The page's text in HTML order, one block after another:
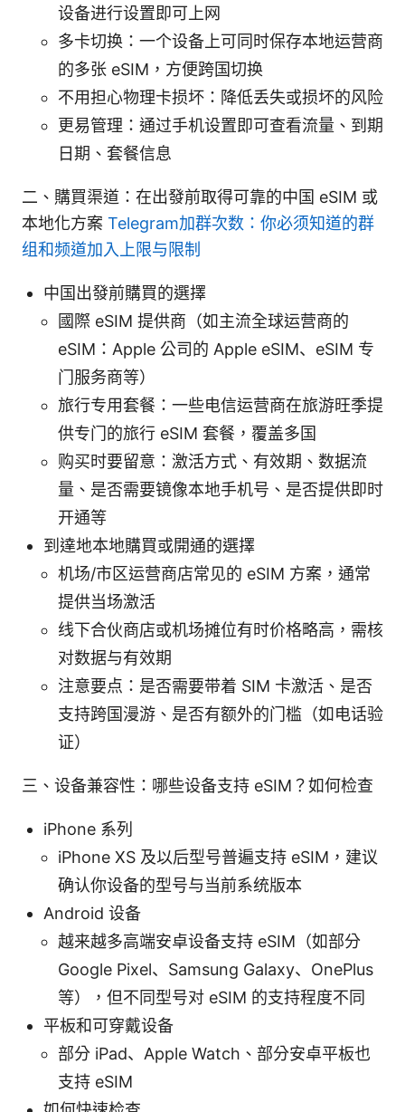
设备进行设置即可上网
多卡切换：一个设备上可同时保存本地运营商
的多张 eSIM，方便跨国切换
不用担心物理卡损坏：降低丢失或损坏的风险
更易管理：通过手机设置即可查看流量、到期
日期、套餐信息
二、購買渠道：在出發前取得可靠的中国 eSIM 或
本地化方案 Telegram加群次数：你必须知道的群
组和频道加入上限与限制
中国出發前購買的選擇
國際 eSIM 提供商（如主流全球运营商的
eSIM：Apple 公司的 Apple eSIM、eSIM 专
门服务商等）
旅行专用套餐：一些电信运营商在旅游旺季提
供专门的旅行 eSIM 套餐，覆盖多国
购买时要留意：激活方式、有效期、数据流
量、是否需要镜像本地手机号、是否提供即时
开通等
到達地本地購買或開通的選擇
机场/市区运营商店常见的 eSIM 方案，通常
提供当场激活
线下合伙商店或机场摊位有时价格略高，需核
对数据与有效期
注意要点：是否需要带着 SIM 卡激活、是否
支持跨国漫游、是否有额外的门槛（如电话验
证）
三、设备兼容性：哪些设备支持 eSIM？如何检查
iPhone 系列
iPhone XS 及以后型号普遍支持 eSIM，建议
确认你设备的型号与当前系统版本
Android 设备
越来越多高端安卓设备支持 eSIM（如部分
Google Pixel、Samsung Galaxy、OnePlus
等），但不同型号对 eSIM 的支持程度不同
平板和可穿戴设备
部分 iPad、Apple Watch、部分安卓平板也
支持 eSIM